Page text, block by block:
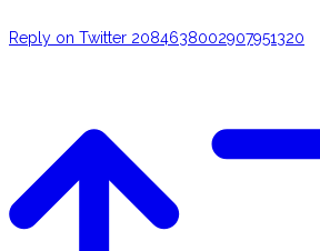
Reply on Twitter 2084638002907951320